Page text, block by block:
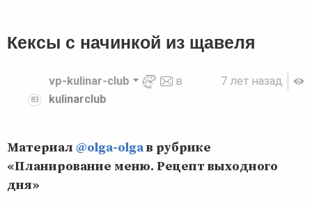
Кексы с начинкой из щавеля
7 лет назад
83
vp-kulinar-club
в
kulinarclub
Материал @olga-olgaв рубрике
«Планирование меню. Рецепт выходного
дня»